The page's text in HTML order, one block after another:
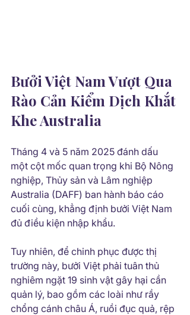
Bưởi Việt Nam Vượt Qua
Rào Cản Kiểm Dịch Khắt
Khe Australia
Tháng 4 và 5 năm 2025 đánh dấu
một cột mốc quan trọng khi Bộ Nông
nghiệp, Thủy sản và Lâm nghiệp
Australia (DAFF) ban hành báo cáo
cuối cùng, khẳng định bưởi Việt Nam
đủ điều kiện nhập khẩu.
Tuy nhiên, để chinh phục được thị
trường này, bưởi Việt phải tuân thủ
nghiêm ngặt 19 sinh vật gây hại cần
quản lý, bao gồm các loài như rầy
chổng cánh châu Á, ruồi đục quả, rệp